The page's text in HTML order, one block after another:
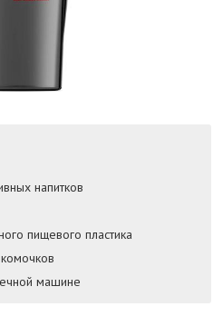
напитков
пищевого пластика
машине